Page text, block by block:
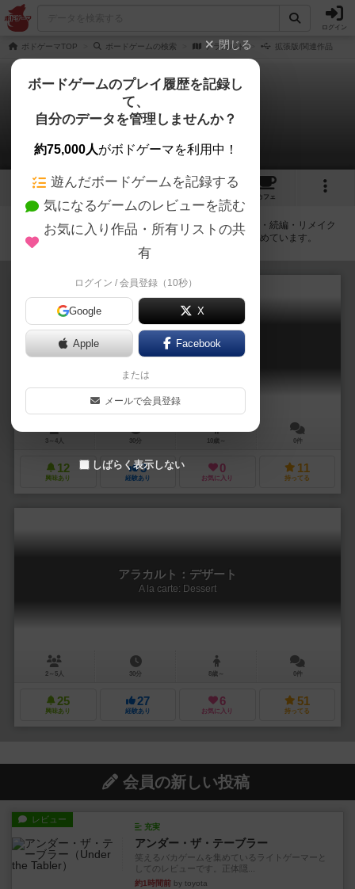
ログイン
ボドゲーマTOP ボードゲームの検索 アラカルト 拡張版/関連作品
アラカルト
拡張/関連作品 2件
10 10
カフェ
アラカルトに紐付いているボードゲーム一覧です。拡張版・続編・リメイク
版などの同じシリーズを中心に、関連性の強い作品をまとめています。
アラカルト：サイドディッシュ
A la carte: Die Beilage
3～4人 30分 10歳～ 0件
12
興味あり
3
経験あり
0
お気に入り
11
持ってる
アラカルト：デザート
A la carte: Dessert
2～5人 30分 8歳～ 0件
25
興味あり
27
経験あり
6
お気に入り
51
持ってる
会員の新しい投稿
レビュー
充実
アンダー・ザ・テーブラー
笑えるバカゲームを集めているライトゲーマーと
してのレビューです。正体隠...
約1時間前 by toyota
閉じる
ボードゲームのプレイ履歴を記録し
て、
自分のデータを管理しませんか？
約75,000人がボドゲーマを利用中！
遊んだボードゲームを記録する
気になるゲームのレビューを読む
お気に入り作品・所有リストの共
有
ログイン / 会員登録（10秒）
Google X
Apple Facebook
または
メールで会員登録
しばらく表示しない